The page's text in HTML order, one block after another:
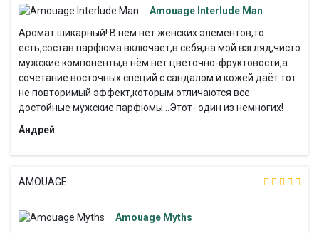
Amouage Interlude Man
Аромат шикарный! В нём нет женских элементов,то
есть,состав парфюма включает,в себя,на мой взгляд,чисто
мужские компоненты,в нём нет цветочно-фруктовости,а
сочетание восточных специй с сандалом и кожей даёт тот
не повторимый эффект,которым отличаются все
достойные мужские парфюмы...Этот- один из немногих!
Андрей
AMOUAGE
Amouage Myths